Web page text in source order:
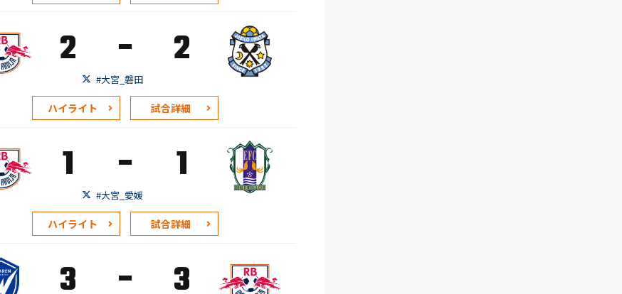
2 - 2
#大宮_磐田
ハイライト 試合詳細
1 - 1
#大宮_愛媛
ハイライト 試合詳細
3 - 3